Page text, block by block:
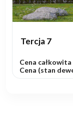
Tercja 7
Cena
Cena (stan